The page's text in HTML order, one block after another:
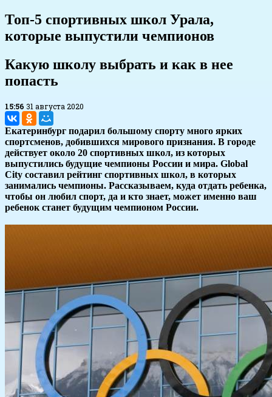
Топ-5 спортивных школ Урала,
которые выпустили чемпионов
Какую школу выбрать и как в нее
попасть
15:56 31 августа 2020
Екатеринбург подарил большому спорту много ярких
спортсменов, добившихся мирового признания. В городе
действует около 20 спортивных школ, из которых
выпустились будущие чемпионы России и мира. Global
City составил рейтинг спортивных школ, в которых
занимались чемпионы. Рассказываем, куда отдать ребенка,
чтобы он любил спорт, да и кто знает, может именно ваш
ребенок станет будущим чемпионом России.